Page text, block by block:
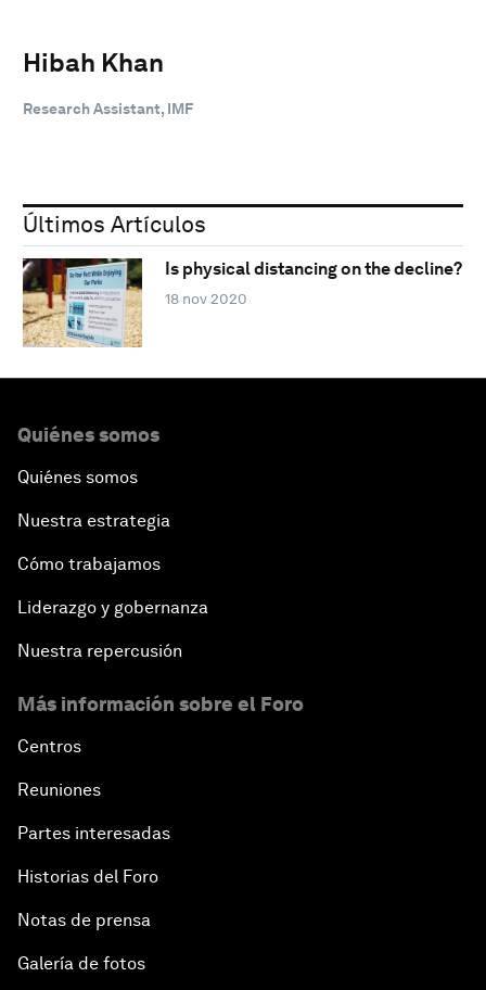
Hibah Khan
Research Assistant, IMF
Últimos Artículos
Is physical distancing on the decline?
18 nov 2020
Quiénes somos
Quiénes somos
Nuestra estrategia
Cómo trabajamos
Liderazgo y gobernanza
Nuestra repercusión
Más información sobre el Foro
Centros
Reuniones
Partes interesadas
Historias del Foro
Notas de prensa
Galería de fotos